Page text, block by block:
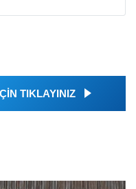
TIKLAYINIZ